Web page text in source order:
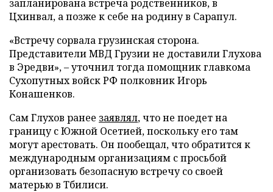
запланирована встреча родственников, в
Цхинвал, а позже к себе на родину в Сарапул.
«Встречу сорвала грузинская сторона.
Представители МВД Грузии не доставили Глухова
в Эредви», – уточнил тогда помощник главкома
Сухопутных войск РФ полковник Игорь
Конашенков.
Сам Глухов ранее заявлял, что не поедет на
границу с Южной Осетией, поскольку его там
могут арестовать. Он пообещал, что обратится к
международным организациям с просьбой
организовать безопасную встречу со своей
матерью в Тбилиси.